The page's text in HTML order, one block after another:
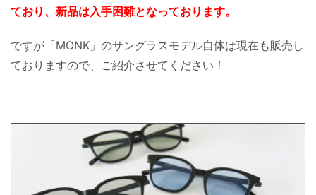
ており、新品は入手困難となっております。
ですが「MONK」のサングラスモデル自体は現在も販売し
ておりますので、ご紹介させてください！